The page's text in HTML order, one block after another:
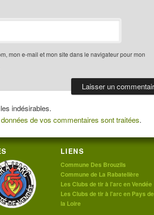
mon e-mail et mon site dans le navigateur pour mon
indésirables.
de vos commentaires sont traitées.
LIENS
Commune Des Brouzils
Commune de La Rabatelière
Les Clubs de tir à l'arc en Vendée
Les Clubs de tir à l'arc en Pays de
la Loire